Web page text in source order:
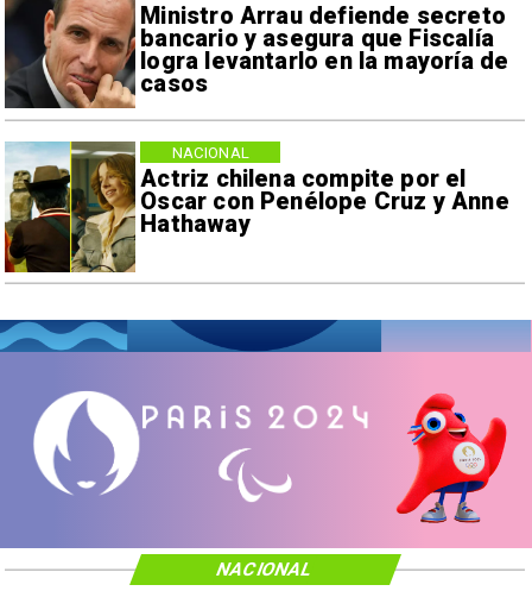
Ministro Arrau defiende secreto
bancario y asegura que Fiscalía
logra levantarlo en la mayoría de
casos
Actriz chilena compite por el
Oscar con Penélope Cruz y Anne
Hathaway
NACIONAL
NACIONAL